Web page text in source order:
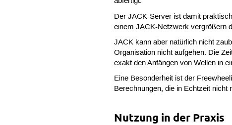
Der JACK-Server ist damit
einem JACK-Netzwerk vergrößern
JACK kann aber natürlich nicht
Organisation nicht aufgehen. Die
exakt den Anfängen von Wellen in
Eine Besonderheit ist der
Berechnungen, die in Echtzeit
Nutzung in der Praxis